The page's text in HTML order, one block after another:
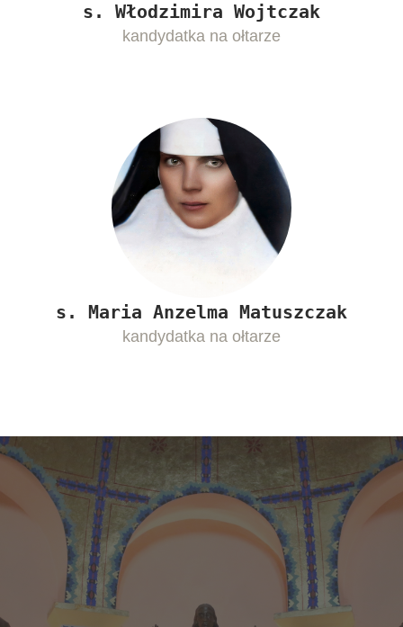
s. Włodzimira Wojtczak
kandydatka na ołtarze
s. Maria Anzelma Matuszczak
kandydatka na ołtarze